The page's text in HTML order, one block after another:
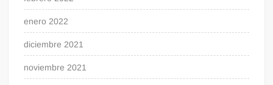
enero 2022
diciembre 2021
noviembre 2021